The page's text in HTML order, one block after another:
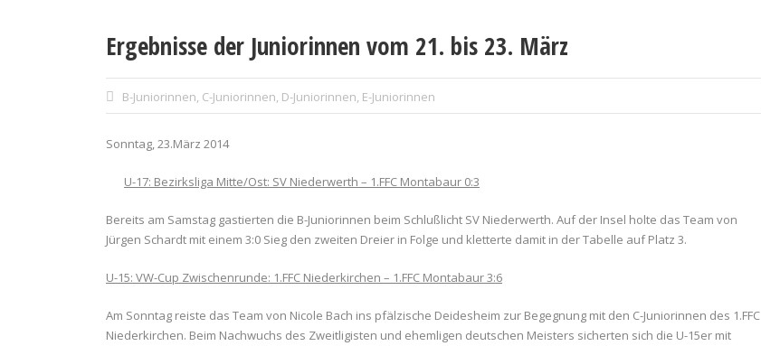
Ergebnisse der Juniorinnen vom 21. bis 23. März
B-Juniorinnen, C-Juniorinnen, D-Juniorinnen, E-Juniorinnen
Sonntag, 23.März 2014
U-17: Bezirksliga Mitte/Ost: SV Niederwerth – 1.FFC Montabaur 0:3
Bereits am Samstag gastierten die B-Juniorinnen beim Schlußlicht SV Niederwerth. Auf der Insel holte das Team von
Jürgen Schardt mit einem 3:0 Sieg den zweiten Dreier in Folge und kletterte damit in der Tabelle auf Platz 3.
U-15: VW-Cup Zwischenrunde: 1.FFC Niederkirchen – 1.FFC Montabaur 3:6
Am Sonntag reiste das Team von Nicole Bach ins pfälzische Deidesheim zur Begegnung mit den C-Juniorinnen des 1.FFC
Niederkirchen. Beim Nachwuchs des Zweitligisten und ehemligen deutschen Meisters sicherten sich die U-15er mit